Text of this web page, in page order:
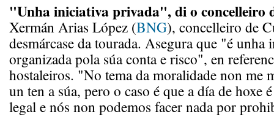
"Unha iniciativa privada", di o concelleiro
Xermán Arias López (BNG), concelleiro de
desmárcase da tourada. Asegura que "é unha
organizada pola súa conta e risco", en
hostaleiros. "No tema da moralidade non me
un ten a súa, pero o caso é que a día de hoxe
legal e nós non podemos facer nada por